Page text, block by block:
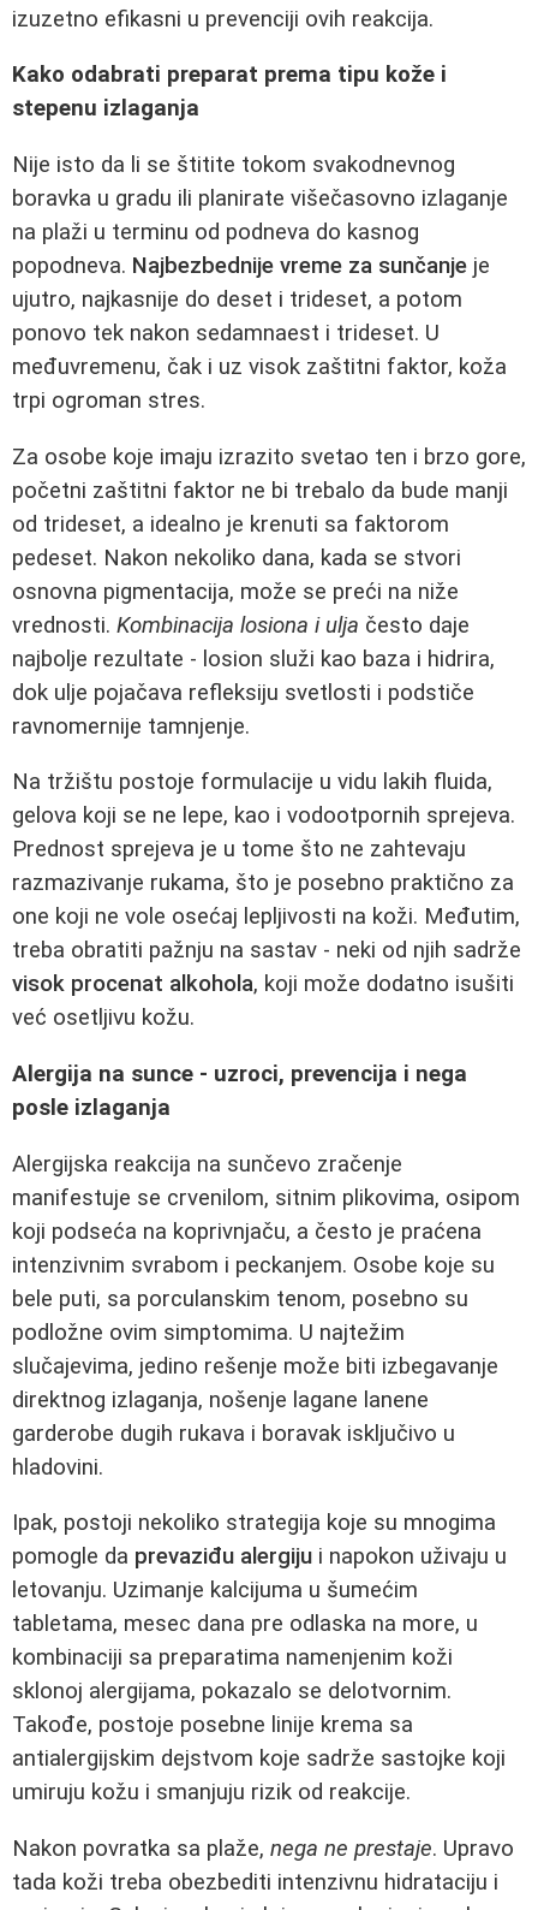
izuzetno efikasni u prevenciji ovih reakcija.
Kako odabrati preparat prema tipu kože i
stepenu izlaganja
Nije isto da li se štitite tokom svakodnevnog
boravka u gradu ili planirate višečasovno izlaganje
na plaži u terminu od podneva do kasnog
popodneva. Najbezbednije vreme za sunčanje je
ujutro, najkasnije do deset i trideset, a potom
ponovo tek nakon sedamnaest i trideset. U
međuvremenu, čak i uz visok zaštitni faktor, koža
trpi ogroman stres.
Za osobe koje imaju izrazito svetao ten i brzo gore,
početni zaštitni faktor ne bi trebalo da bude manji
od trideset, a idealno je krenuti sa faktorom
pedeset. Nakon nekoliko dana, kada se stvori
osnovna pigmentacija, može se preći na niže
vrednosti. Kombinacija losiona i ulja često daje
najbolje rezultate - losion služi kao baza i hidrira,
dok ulje pojačava refleksiju svetlosti i podstiče
ravnomernije tamnjenje.
Na tržištu postoje formulacije u vidu lakih fluida,
gelova koji se ne lepe, kao i vodootpornih sprejeva.
Prednost sprejeva je u tome što ne zahtevaju
razmazivanje rukama, što je posebno praktično za
one koji ne vole osećaj lepljivosti na koži. Međutim,
treba obratiti pažnju na sastav - neki od njih sadrže
visok procenat alkohola, koji može dodatno isušiti
već osetljivu kožu.
Alergija na sunce - uzroci, prevencija i nega
posle izlaganja
Alergijska reakcija na sunčevo zračenje
manifestuje se crvenilom, sitnim plikovima, osipom
koji podseća na koprivnjaču, a često je praćena
intenzivnim svrabom i peckanjem. Osobe koje su
bele puti, sa porculanskim tenom, posebno su
podložne ovim simptomima. U najtežim
slučajevima, jedino rešenje može biti izbegavanje
direktnog izlaganja, nošenje lagane lanene
garderobe dugih rukava i boravak isključivo u
hladovini.
Ipak, postoji nekoliko strategija koje su mnogima
pomogle da prevaziđu alergiju i napokon uživaju u
letovanju. Uzimanje kalcijuma u šumećim
tabletama, mesec dana pre odlaska na more, u
kombinaciji sa preparatima namenjenim koži
sklonoj alergijama, pokazalo se delotvornim.
Takođe, postoje posebne linije krema sa
antialergijskim dejstvom koje sadrže sastojke koji
umiruju kožu i smanjuju rizik od reakcije.
Nakon povratka sa plaže, nega ne prestaje. Upravo
tada koži treba obezbediti intenzivnu hidrataciju i